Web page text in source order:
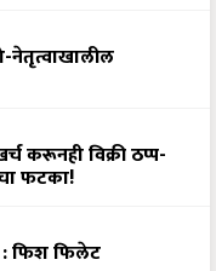
नेतृत्वाखालील
करूनही विक्री ठप्प-
फटका!
: फिश फिलेट